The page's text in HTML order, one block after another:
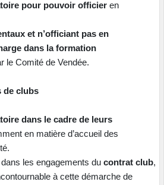
pour pouvoir officier en
et n’officiant pas en
dans la formation
le Comité de Vendée.
de clubs
dans le cadre de leurs
en matière d’accueil des
dans les engagements ducontrat club,
à cette démarche de